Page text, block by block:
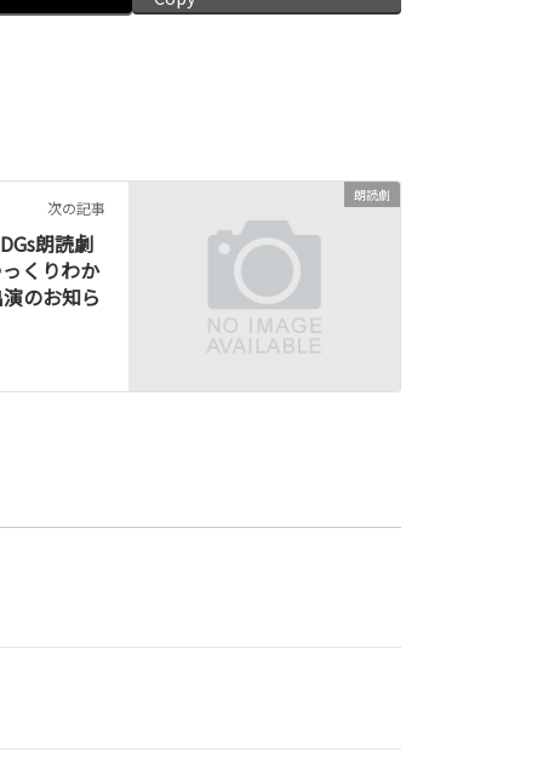
朗読劇
次の記事
朗読劇
くりわか
のお知ら